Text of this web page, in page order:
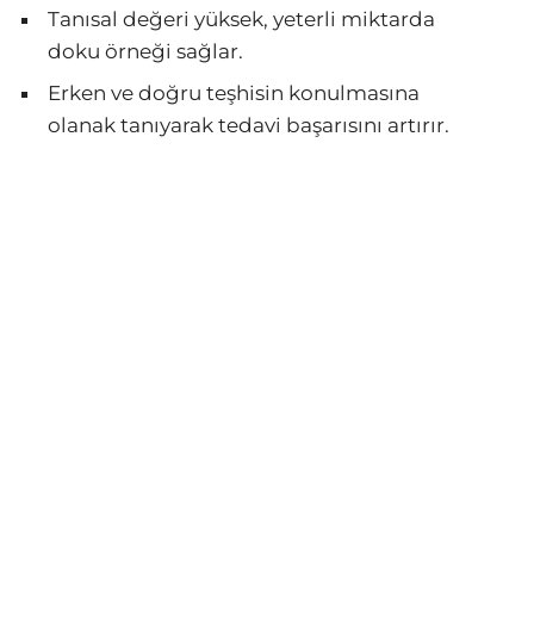
Tanısal değeri yüksek, yeterli miktarda
doku örneği sağlar.
Erken ve doğru teşhisin konulmasına
olanak tanıyarak tedavi başarısını artırır.